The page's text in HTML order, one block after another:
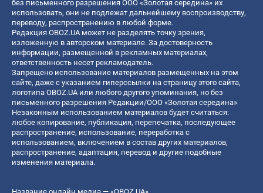
без письменного разрешения ООО «Золотая середина» их
использовать, они не подлежат дальнейшему воспроизводству,
переводу, распространению в любой форме.
Редакция OBOZ.UA может не разделять точку зрения,
изложенную в авторском материале. За достоверность
информации, размещенной в рекламных материалах,
ответственность несет рекламодатель.
Запрещено использование материалов размещенных на этом
сайте, даже с указанием гиперссылки на страницу этого сайта,
логотипа OBOZ.UA или любого другого упоминания, но без
письменного разрешения Редакции/ООО «Золотая середина»
Незаконным использованием материалов будет считаться:
любое копирование, публикация, перепечатка, последующее
распространение, использование, переработка с
использованием, включением в состав других материалов,
распространение, адаптация, перевод и другие подобные
изменения материала.